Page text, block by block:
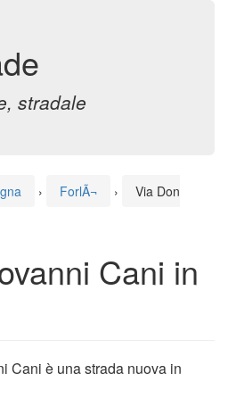
stradale
› ForlÃ¬ ›
Via Don
Cani in
Cani è una strada nuova in